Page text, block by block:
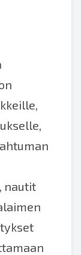
nautit